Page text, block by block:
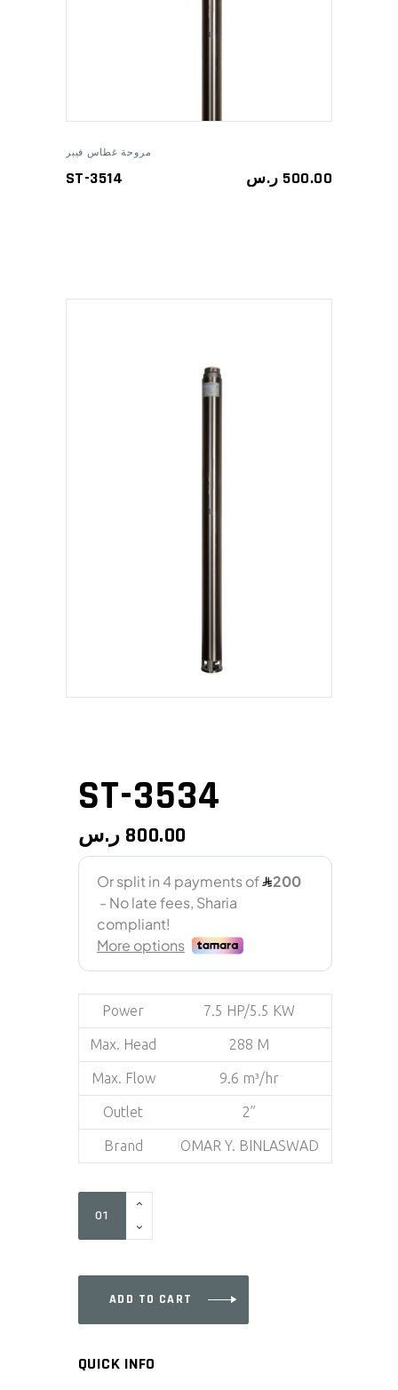
ADD TO CART
مروحة غطاس فيبر
ST-3514 500.00 ر.س
ST-3534
800.00 ر.س
Power 7.5 HP/5.5 KW
Max. Head 288 M
Max. Flow 9.6 m³/hr
Outlet 2”
Brand OMAR Y. BINLASWAD
ADD TO CART
QUICK INFO